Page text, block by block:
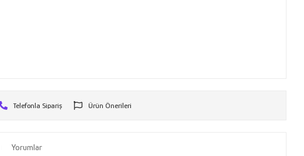
Telefonla Sipariş Ürün Önerileri
Yorumlar